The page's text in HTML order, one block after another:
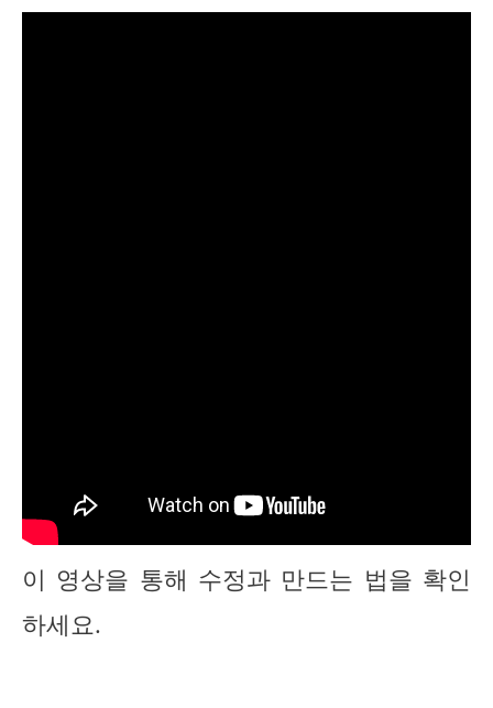
이 영상을 통해 수정과 만드는 법을 확인
하세요.